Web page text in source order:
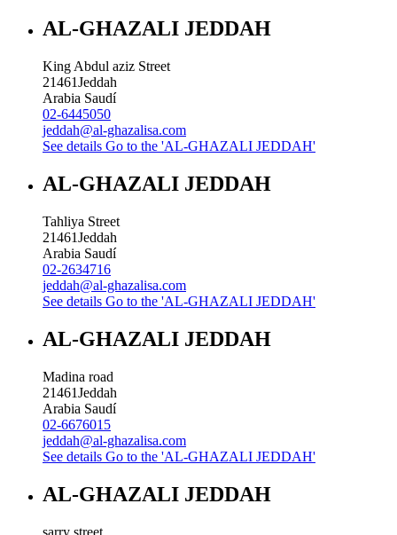
AL-GHAZALI JEDDAH
King Abdul aziz Street
21461Jeddah
Arabia Saudí
02-6445050
jeddah@al-ghazalisa.com
See details Go to the 'AL-GHAZALI JEDDAH'
AL-GHAZALI JEDDAH
Tahliya Street
21461Jeddah
Arabia Saudí
02-2634716
jeddah@al-ghazalisa.com
See details Go to the 'AL-GHAZALI JEDDAH'
AL-GHAZALI JEDDAH
Madina road
21461Jeddah
Arabia Saudí
02-6676015
jeddah@al-ghazalisa.com
See details Go to the 'AL-GHAZALI JEDDAH'
AL-GHAZALI JEDDAH
sarry street